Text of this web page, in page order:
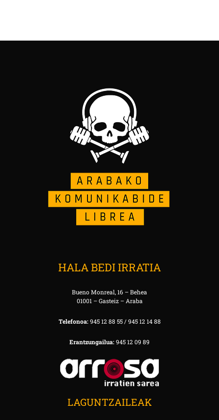
HALA BEDI IRRATIA
Bueno Monreal, 16 – Behea
01001 – Gasteiz – Araba
Telefonoa:945 12 88 55 / 945 12 14 88
Erantzungailua:945 12 09 89
LAGUNTZAILEAK